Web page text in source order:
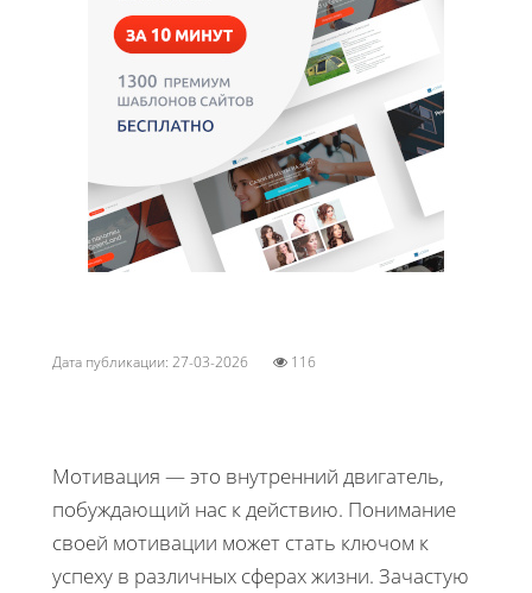
Дата публикации: 27-03-2026 116
Мотивация — это внутренний двигатель,
побуждающий нас к действию. Понимание
своей мотивации может стать ключом к
успеху в различных сферах жизни. Зачастую